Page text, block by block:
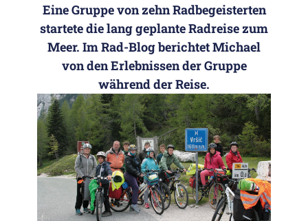
Eine Gruppe von zehn Radbegeisterten
startete die lang geplante Radreise zum
Meer. Im Rad-Blog berichtet Michael
von den Erlebnissen der Gruppe
während der Reise.